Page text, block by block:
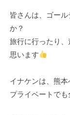
顔
を
作
る
人
集
a
皆さんは、ゴー
か？
旅行に行ったり
思います
イナケンは、熊本
プライベートでも
集
団
、
塗
外
構